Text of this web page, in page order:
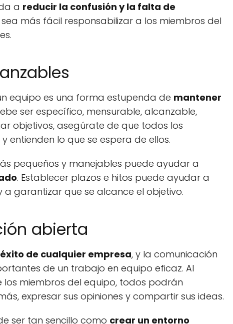
a reducir la confusión y la falta de
más fácil responsabilizar a los miembros del
equipo es una forma estupenda de mantener
ser específico, mensurable, alcanzable,
objetivos, asegúrate de que todos los
entienden lo que se espera de ellos.
pequeños y manejables puede ayudar a
. Establecer plazos e hitos puede ayudar a
garantizar que se alcance el objetivo.
abierta
éxito de cualquier empresa, y la comunicación
de un trabajo en equipo eficaz. Al
miembros del equipo, todos podrán
expresar sus opiniones y compartir sus ideas.
ser tan sencillo como crear un entorno